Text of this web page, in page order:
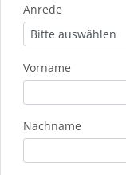
Anrede
Vorname
Nachname